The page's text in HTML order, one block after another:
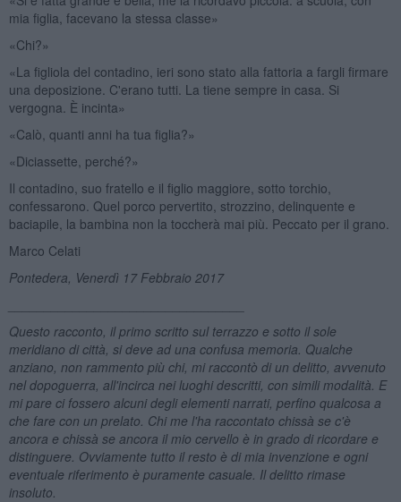
mia figlia, facevano la stessa classe»
«Chi?»
«La figliola del contadino, ieri sono stato alla fattoria a fargli firmare
una deposizione. C'erano tutti. La tiene sempre in casa. Si
vergogna. È incinta»
«Calò, quanti anni ha tua figlia?»
«Diciassette, perché?»
Il contadino, suo fratello e il figlio maggiore, sotto torchio,
confessarono. Quel porco pervertito, strozzino, delinquente e
baciapile, la bambina non la toccherà mai più. Peccato per il grano.
Marco Celati
Pontedera, Venerdì 17 Febbraio 2017
Questo racconto, il primo scritto sul terrazzo e sotto il sole
meridiano di città, si deve ad una confusa memoria. Qualche
anziano, non rammento più chi, mi raccontò di un delitto, avvenuto
nel dopoguerra, all'incirca nei luoghi descritti, con simili modalità. E
mi pare ci fossero alcuni degli elementi narrati, perfino qualcosa a
che fare con un prelato. Chi me l'ha raccontato chissà se c'è
ancora e chissà se ancora il mio cervello è in grado di ricordare e
distinguere. Ovviamente tutto il resto è di mia invenzione e ogni
eventuale riferimento è puramente casuale. Il delitto rimase
insoluto.